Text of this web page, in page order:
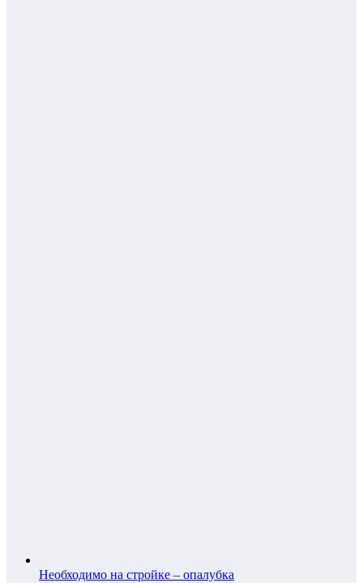
Необходимо на стройке – опалубка